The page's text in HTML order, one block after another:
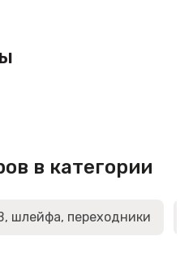
в категории
шлейфа, переходники